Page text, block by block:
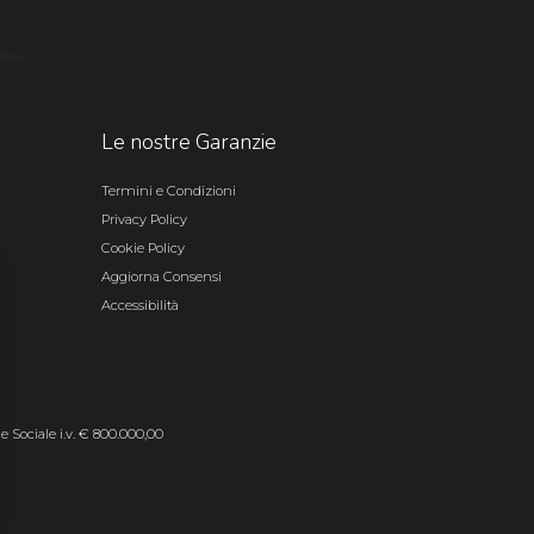
Le nostre Garanzie
Termini e Condizioni
Privacy Policy
Cookie Policy
Aggiorna Consensi
Accessibilità
Sociale i.v. € 800.000,00